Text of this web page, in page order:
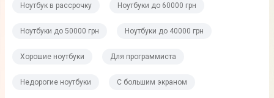
Ноутбук в рассрочку Ноутбуки до 60000 грн
Ноутбуки до 50000 грн Ноутбуки до 40000 грн
Хорошие ноутбуки Для программиста
Недорогие ноутбуки С большим экраном